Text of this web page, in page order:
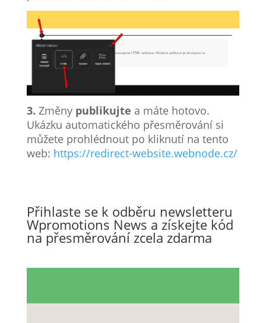
3. Změny publikujte a máte hotovo.
Ukázku automatického přesměrování si
můžete prohlédnout po kliknutí na tento
web: https://redirect-website.webnode.cz/
Přihlaste se k odběru newsletteru
Wpromotions News a získejte kód
na přesměrování zcela zdarma